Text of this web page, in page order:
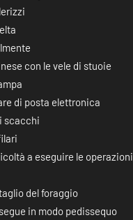
con le vele di stuoie
di posta elettronica
scacchi
a eseguire le operazioni
del foraggio
in modo pedissequo